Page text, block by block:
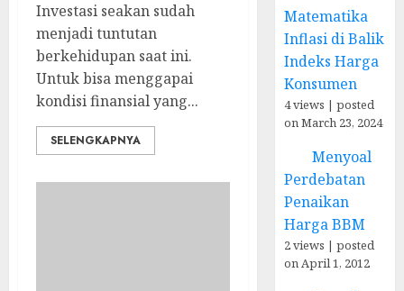
Investasi seakan sudah
menjadi tuntutan
berkehidupan saat ini.
Untuk bisa menggapai
kondisi finansial yang...
SELENGKAPNYA
Matematika
Inflasi di Balik
Indeks Harga
Konsumen
4 views |posted
on March 23, 2024
Menyoal
Perdebatan
Penaikan
Harga BBM
2 views |posted
on April 1, 2012